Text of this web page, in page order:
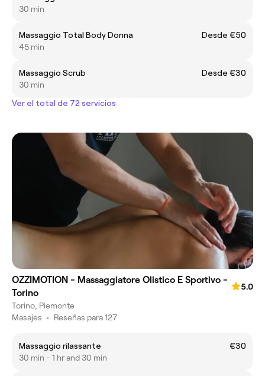
30 min
Massaggio Total Body Donna
Desde €50
45 min
Massaggio Scrub
Desde €30
30 min
Ver el total de 72 servicios
OZZIMOTION - Massaggiatore Olistico E Sportivo -
Torino
5.0
Torino, Piemonte
Masajes • Reseñas para 127
Massaggio rilassante
€30
30 min - 1 hr and 30 min